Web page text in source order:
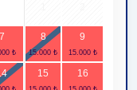
7 8 9
15 16